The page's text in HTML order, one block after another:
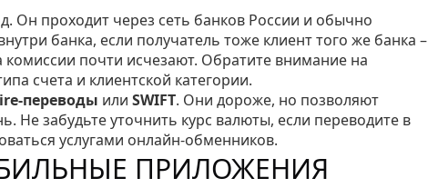
Он проходит через сеть банков России и обычно
банка, если получатель тоже клиент того же банка –
комиссии почти исчезают. Обратите внимание на
счета и клиентской категории.
или SWIFT. Они дороже, но позволяют
Не забудьте уточнить курс валюты, если переводите в
услугами онлайн‑обменников.
ПРИЛОЖЕНИЯ